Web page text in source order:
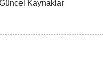
Kaynaklar